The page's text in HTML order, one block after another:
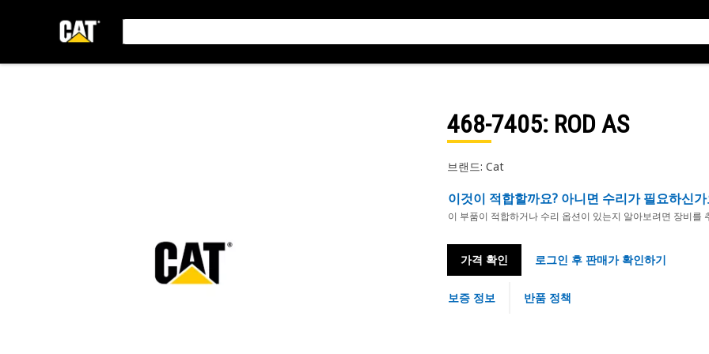
468-7405: ROD AS
브랜드: Cat
이것이 적합할까요? 아니면 수리가 필요하신가
이 부품이 적합하거나 수리 옵션이 있는지 알아보려면 장비를
가격 확인 로그인 후 판매가 확인하기
보증 정보 반품 정책